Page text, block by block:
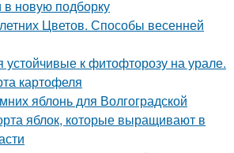
в новую подборку
Цветов. Способы весенней
устойчивые к фитофторозу на урале.
картофеля
яблонь для Волгоградской
яблок, которые выращивают в